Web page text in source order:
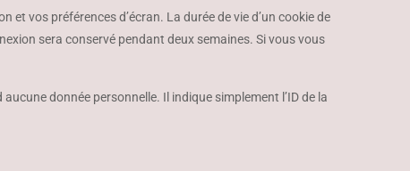
vos préférences d’écran. La durée de vie d’un cookie de
sera conservé pendant deux semaines. Si vous vous
donnée personnelle. Il indique simplement l’ID de la